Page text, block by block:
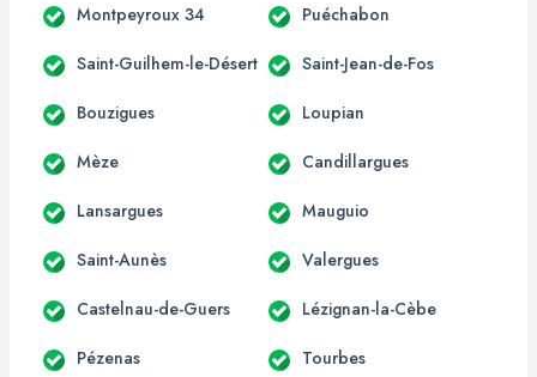
Montpeyroux 34 Puéchabon
Saint-Guilhem-le-Désert Saint-Jean-de-Fos
Bouzigues Loupian
Mèze Candillargues
Lansargues Mauguio
Saint-Aunès Valergues
Castelnau-de-Guers Lézignan-la-Cèbe
Pézenas Tourbes